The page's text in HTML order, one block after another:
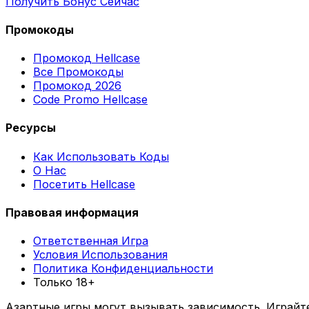
Промокоды
Промокод Hellcase
Все Промокоды
Промокод 2026
Code Promo Hellcase
Ресурсы
Как Использовать Коды
О Нас
Посетить Hellcase
Правовая информация
Ответственная Игра
Условия Использования
Политика Конфиденциальности
Только 18+